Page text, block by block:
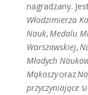
nagradzany.
Włodzimierza
Nauk,Medalu
Warszawskiej,
Młodych
Mąkoszyoraz
przyczyniające